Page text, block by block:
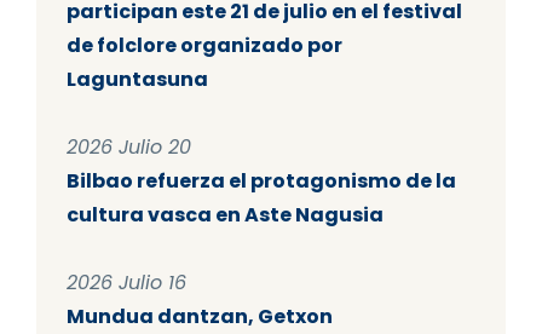
participan este 21 de julio en el festival
de folclore organizado por
Laguntasuna
2026 Julio 20
Bilbao refuerza el protagonismo de la
cultura vasca en Aste Nagusia
2026 Julio 16
Mundua dantzan, Getxon